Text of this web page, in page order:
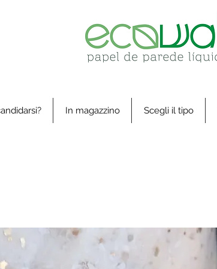
In magazzino Scegli il tipo